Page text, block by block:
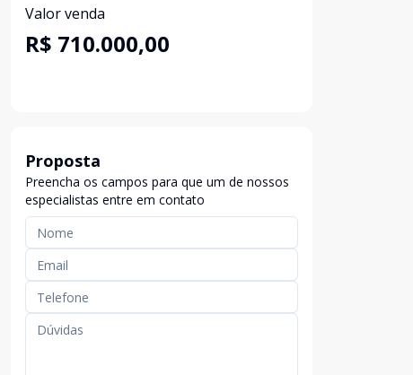
Valor venda
R$ 710.000,00
Proposta
Preencha os campos para que um de nossos
especialistas entre em contato